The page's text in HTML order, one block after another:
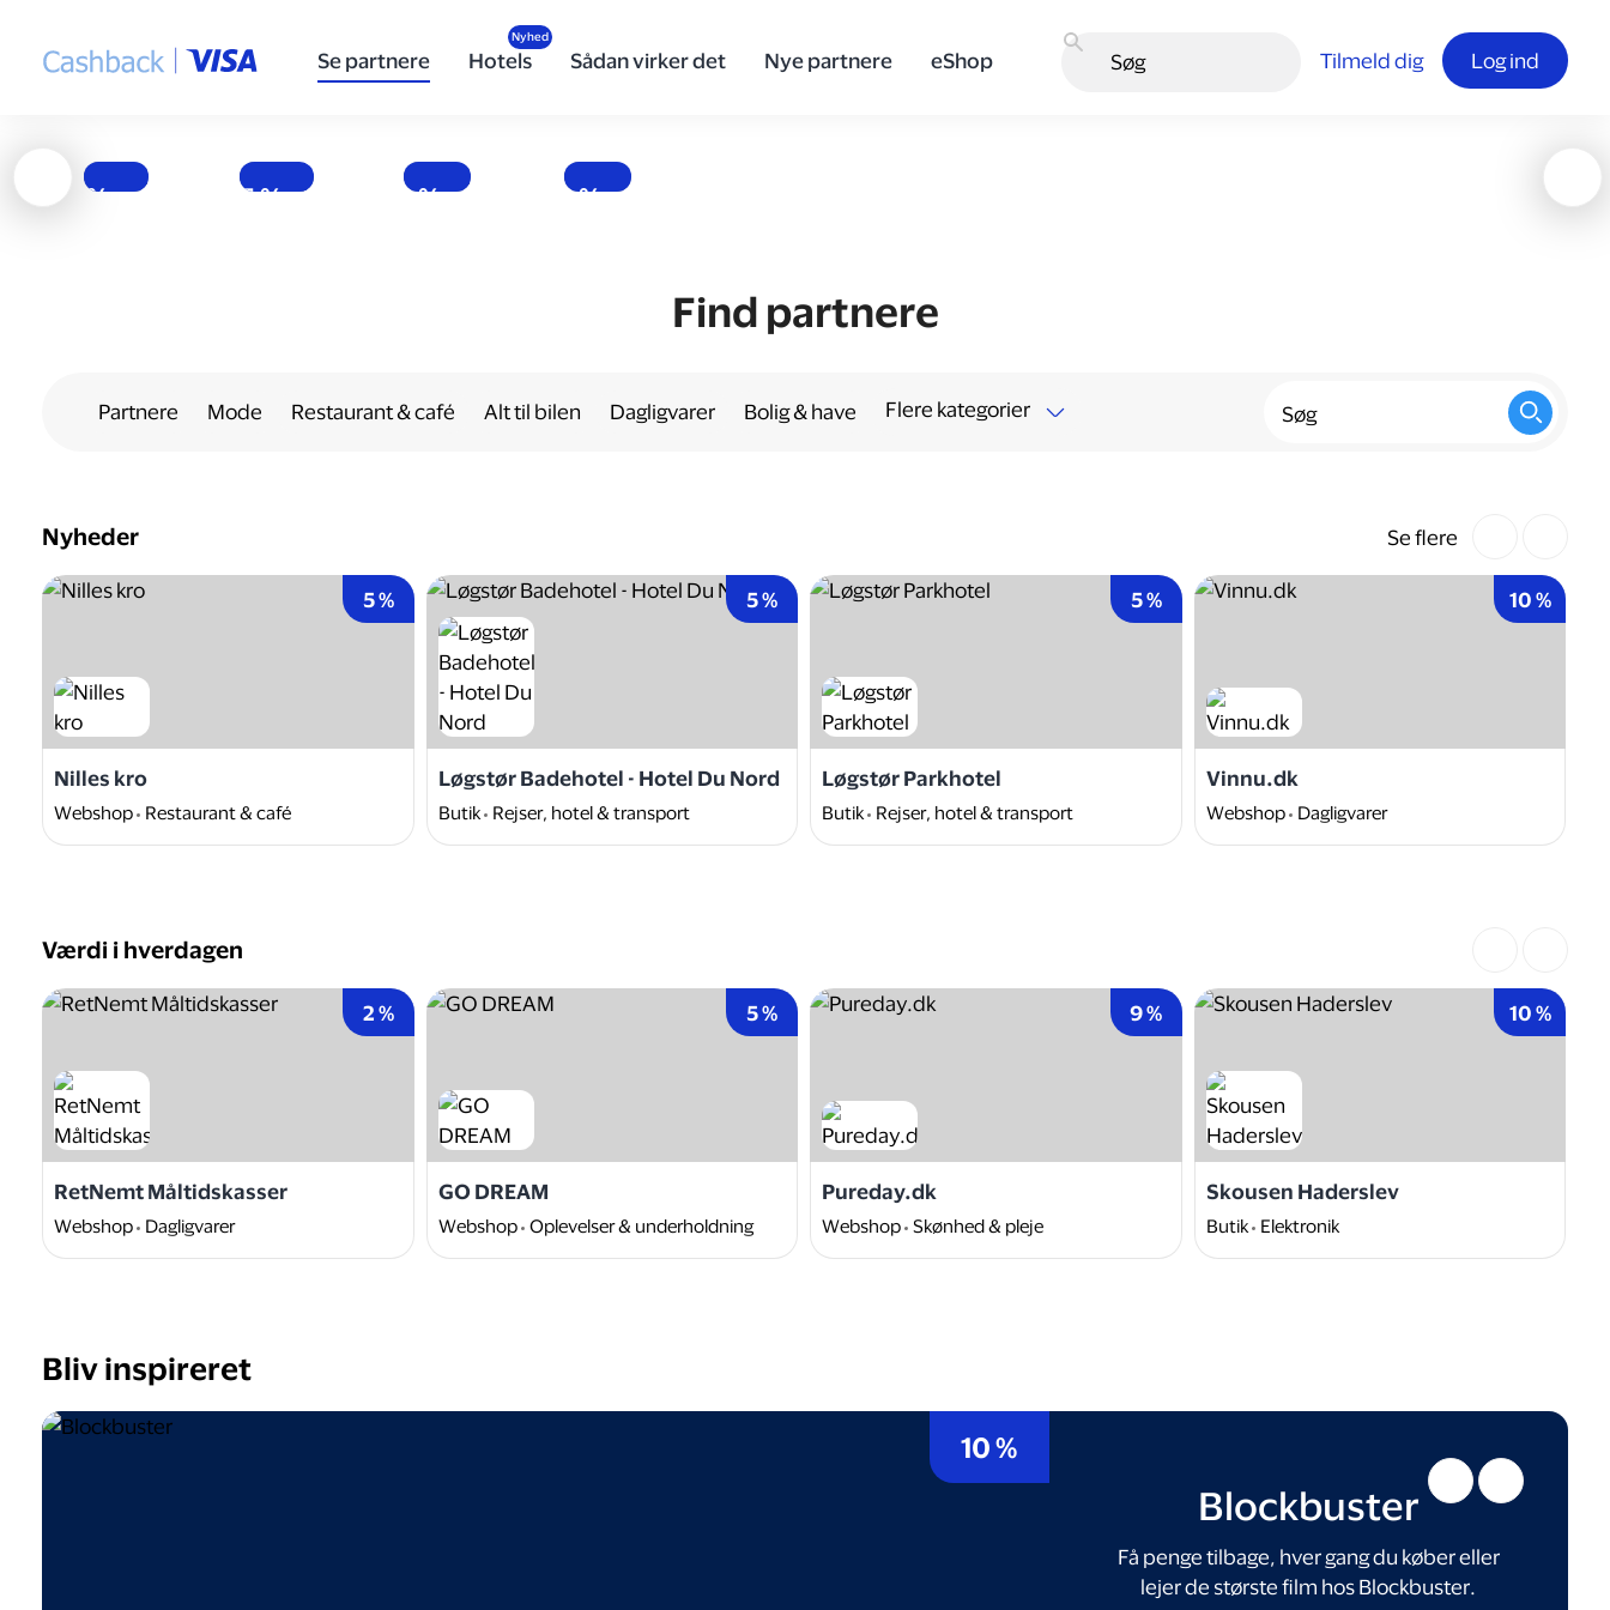
Se partnere Hotels Sådan virker det Nye partnere eShop Tilmeld dig Log ind
1 %
ydeevne
og god
15 %
velsmag
med færre
10 %
specialøl
for enhver
10 %
og design
Find partnere
Partnere Mode Restaurant & café Alt til bilen Dagligvarer Bolig & have Flere kategorier
Nyheder
5 %
Nilles kro
Webshop Restaurant & café
5 %
Løgstør Badehotel - Hotel Du Nord
Butik Rejser, hotel & transport
5 %
Løgstør Parkhotel
Butik Rejser, hotel & transport
10 %
Vinnu.dk
Webshop Dagligvarer
Se flere
Værdi i hverdagen
2 %
RetNemt Måltidskasser
Webshop Dagligvarer
5 %
GO DREAM
Webshop Oplevelser & underholdning
9 %
Pureday.dk
Webshop Skønhed & pleje
10 %
Skousen Haderslev
Butik Elektronik
Bliv inspireret
10 %
Blockbuster
Få penge tilbage, hver gang du køber eller
lejer de største film hos Blockbuster.